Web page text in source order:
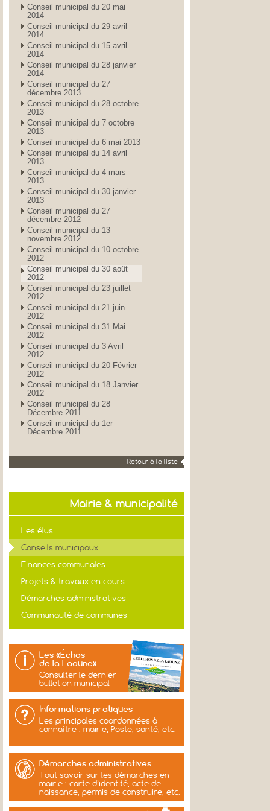
Conseil municipal du 20 mai
2014
Conseil municipal du 29 avril
2014
Conseil municipal du 15 avril
2014
Conseil municipal du 28 janvier
2014
Conseil municipal du 27
décembre 2013
Conseil municipal du 28 octobre
2013
Conseil municipal du 7 octobre
2013
Conseil municipal du 6 mai 2013
Conseil municipal du 14 avril
2013
Conseil municipal du 4 mars
2013
Conseil municipal du 30 janvier
2013
Conseil municipal du 27
décembre 2012
Conseil municipal du 13
novembre 2012
Conseil municipal du 10 octobre
2012
Conseil municipal du 30 août
2012
Conseil municipal du 23 juillet
2012
Conseil municipal du 21 juin
2012
Conseil municipal du 31 Mai
2012
Conseil municipal du 3 Avril
2012
Conseil municipal du 20 Février
2012
Conseil municipal du 18 Janvier
2012
Conseil municipal du 28
Décembre 2011
Conseil municipal du 1er
Décembre 2011
Retour à la liste
Mairie & municipalité
Les élus
Conseils municipaux
Finances communales
Projets & travaux en cours
Démarches administratives
Communauté de communes
Les «Échos
de la Laoune»
Consulter le dernier
bulletion municipal
Informations pratiques
Les principales coordonnées à
connaître : mairie, Poste, santé, etc.
Démarches administratives
Tout savoir sur les démarches en
mairie : carte d’identité, acte de
naissance, permis de construire, etc.